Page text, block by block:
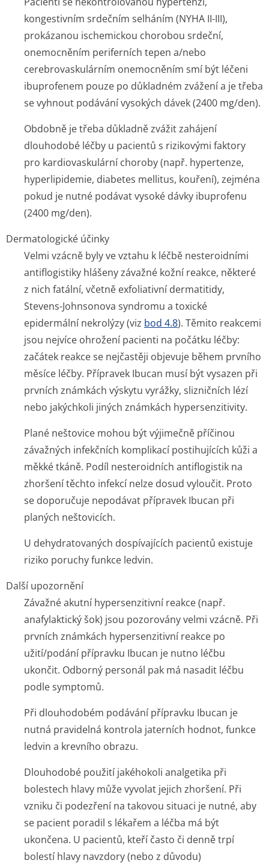
kongestivním srdečním selháním (NYHA II-III),
prokázanou ischemickou chorobou srdeční,
onemocněním periferních tepen a/nebo
cerebrovaskulárním onemocněním smí být léčeni
ibuprofenem pouze po důkladném zvážení a je třeba
se vyhnout podávání vysokých dávek (2400 mg/den).
Obdobně je třeba důkladně zvážit zahájení
dlouhodobé léčby u pacientů s rizikovými faktory
pro kardiovaskulární choroby (např. hypertenze,
hyperlipidemie, diabetes mellitus, kouření), zejména
pokud je nutné podávat vysoké dávky ibuprofenu
(2400 mg/den).
Dermatologické účinky
Velmi vzácně byly ve vztahu k léčbě nesteroidními
antiflogistiky hlášeny závažné kožní reakce, některé
z nich fatální, včetně exfoliativní dermatitidy,
Stevens-Johnsonova syndromu a toxické
epidermální nekrolýzy (viz bod 4.8). Těmito reakcemi
jsou nejvíce ohrožení pacienti na počátku léčby:
začátek reakce se nejčastěji objevuje během prvního
měsíce léčby. Přípravek Ibucan musí být vysazen při
prvních známkách výskytu vyrážky, slizničních lézí
nebo jakýchkoli jiných známkách hypersenzitivity.
Plané neštovice mohou být výjimečně příčinou
závažných infekčních komplikací postihujících kůži a
měkké tkáně. Podíl nesteroidních antiflogistik na
zhoršení těchto infekcí nelze dosud vyloučit. Proto
se doporučuje nepodávat přípravek Ibucan při
planých neštovicích.
U dehydratovaných dospívajících pacientů existuje
riziko poruchy funkce ledvin.
Další upozornění
Závažné akutní hypersenzitivní reakce (např.
anafylaktický šok) jsou pozorovány velmi vzácně. Při
prvních známkách hypersenzitivní reakce po
užití/podání přípravku Ibucan je nutno léčbu
ukončit. Odborný personál pak má nasadit léčbu
podle symptomů.
Při dlouhodobém podávání přípravku Ibucan je
nutná pravidelná kontrola jaterních hodnot, funkce
ledvin a krevního obrazu.
Dlouhodobé použití jakéhokoli analgetika při
bolestech hlavy může vyvolat jejich zhoršení. Při
vzniku či podezření na takovou situaci je nutné, aby
se pacient poradil s lékařem a léčba má být
ukončena. U pacientů, kteří často či denně trpí
bolestí hlavy navzdory (nebo z důvodu)